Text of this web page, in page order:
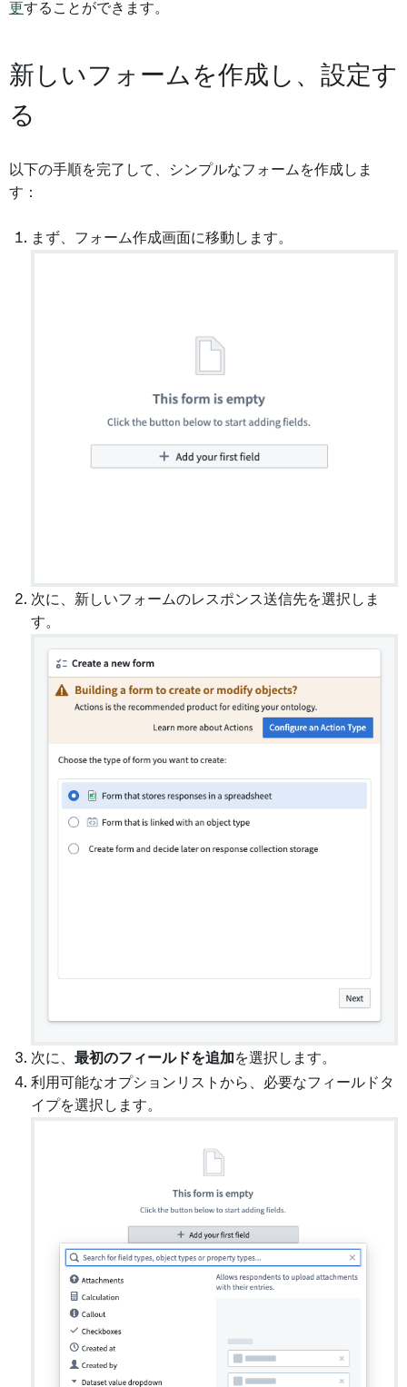
更することができます。
新しいフォームを作成し、設定す
る
以下の手順を完了して、シンプルなフォームを作成しま
す：
まず、フォーム作成画面に移動します。
次に、新しいフォームのレスポンス送信先を選択しま
す。
次に、 最初のフィールドを追加 を選択します。
利用可能なオプションリストから、必要なフィールドタ
イプを選択します。